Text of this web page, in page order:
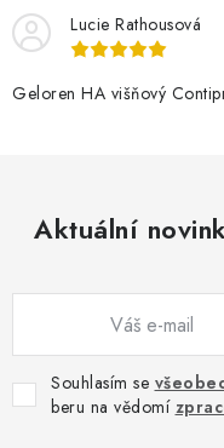
v
ý
p
Lucie Rathousová
Geloren HA višňový
Aktuální
Souhlasím se
beru na vědomí